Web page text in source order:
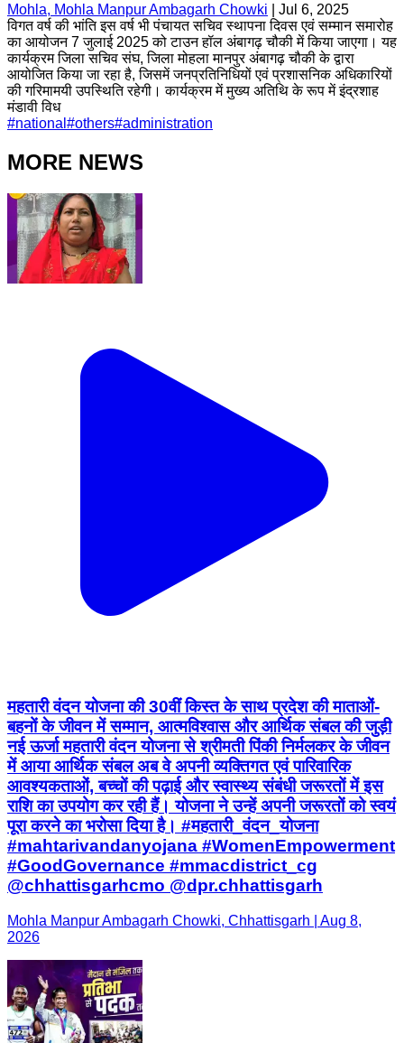
Mohla, Mohla Manpur Ambagarh Chowki
Jul 6, 2025
विगत वर्ष की भांति इस वर्ष भी पंचायत सचिव स्थापना दिवस एवं सम्मान समारोह
का आयोजन 7 जुलाई 2025 को टाउन हॉल अंबागढ़ चौकी में किया जाएगा। यह
कार्यक्रम जिला सचिव संघ, जिला मोहला मानपुर अंबागढ़ चौकी के द्वारा
आयोजित किया जा रहा है, जिसमें जनप्रतिनिधियों एवं प्रशासनिक अधिकारियों
की गरिमामयी उपस्थिति रहेगी। कार्यक्रम में मुख्य अतिथि के रूप में इंद्रशाह
मंडावी विध
#national #others#administration
MORE NEWS
महतारी वंदन योजना की 30वीं किस्त के साथ प्रदेश की माताओं-
बहनों के जीवन में सम्मान, आत्मविश्वास और आर्थिक संबल की जुड़ी
नई ऊर्जा महतारी वंदन योजना से श्रीमती पिंकी निर्मलकर के जीवन
में आया आर्थिक संबल अब वे अपनी व्यक्तिगत एवं पारिवारिक
आवश्यकताओं, बच्चों की पढ़ाई और स्वास्थ्य संबंधी जरूरतों में इस
राशि का उपयोग कर रही हैं। योजना ने उन्हें अपनी जरूरतों को स्वयं
पूरा करने का भरोसा दिया है। #महतारी_वंदन_योजना
#mahtarivandanyojana #WomenEmpowerment
#GoodGovernance #mmacdistrict_cg
@chhattisgarhcmo @dpr.chhattisgarh
Mohla Manpur Ambagarh Chowki, Chhattisgarh | Aug 8,
2026